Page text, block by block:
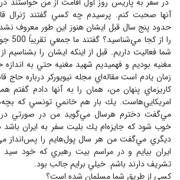
آنها صحبت كنم. پرسيدم چه كسي گفتند ژنرال
حدود پنج سال قبل ایشان هنوز اين طور معروف
را از
شما فعاليت داريم. قبل از اينكه ايشان را بشناسيم
مغنيه بوديم و فهميديم شهيد مغنيه حتي به
زمان يادم است مقاله‌اي مجله نيويوركر درباره حاج
كاريزماي پنهان من، همان را به آنها دادم گفتم
امريكايي‌هاست. يك بار هم خانمي تونسي كه
مي‌گفت دخترم هرسال مي‌گويد من در صورتي
خوب شود كه جايزه‌ام يك بليت سفر به ايران باشد
ديگري مي‌گفت من هر سال پول‌هايم را پس‌انداز
ايران بيايم و در مراسم بيت رهبري كه خود سيد
تشريف دارند باشم. خيلي برايم جالب بود.
كسي از طريق شما مسلمان شده است؟